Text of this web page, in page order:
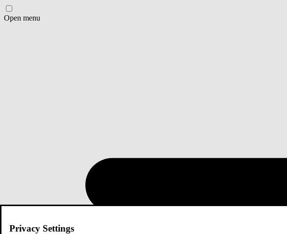
Open menu
Privacy Settings